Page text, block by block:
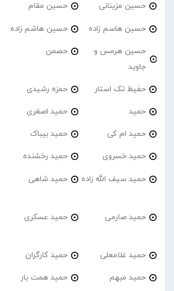
حسین مزینانی حسین مقام
حسین هاسم زاده حسین هاشم زاده
حسین هرمس و
جاوید
حصمن
حفیظ تک استار حمزه رشیدی
حمید حمید اصغری
حمید ام کی حمید بیباک
حمید خسروی حمید رخشنده
حمید سیف الله زاده حمید شاهی
حمید صارمی حمید عسکری
حمید غلامعلی حمید کارگران
حمید مبهم حمید همت یار